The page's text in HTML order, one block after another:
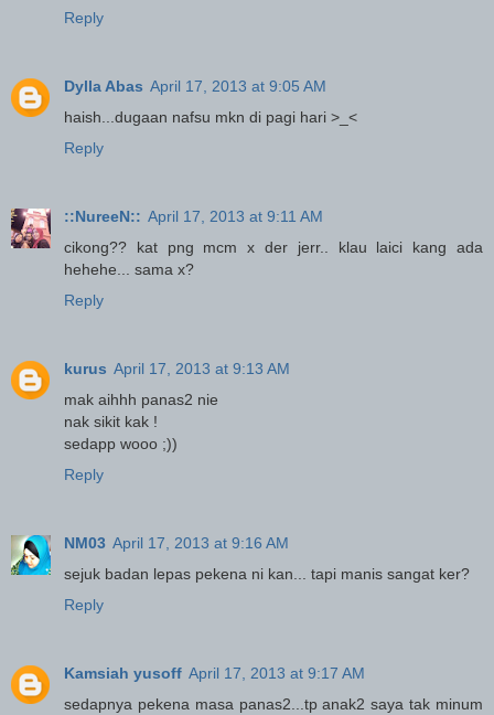
Reply
Dylla Abas April 17, 2013 at 9:05 AM
haish...dugaan nafsu mkn di pagi hari >_<
Reply
::NureeN:: April 17, 2013 at 9:11 AM
cikong?? kat png mcm x der jerr.. klau laici kang ada
hehehe... sama x?
Reply
kurus April 17, 2013 at 9:13 AM
mak aihhh panas2 nie
nak sikit kak !
sedapp wooo ;))
Reply
NM03 April 17, 2013 at 9:16 AM
sejuk badan lepas pekena ni kan... tapi manis sangat ker?
Reply
Kamsiah yusoff April 17, 2013 at 9:17 AM
sedapnya pekena masa panas2...tp anak2 saya tak minum